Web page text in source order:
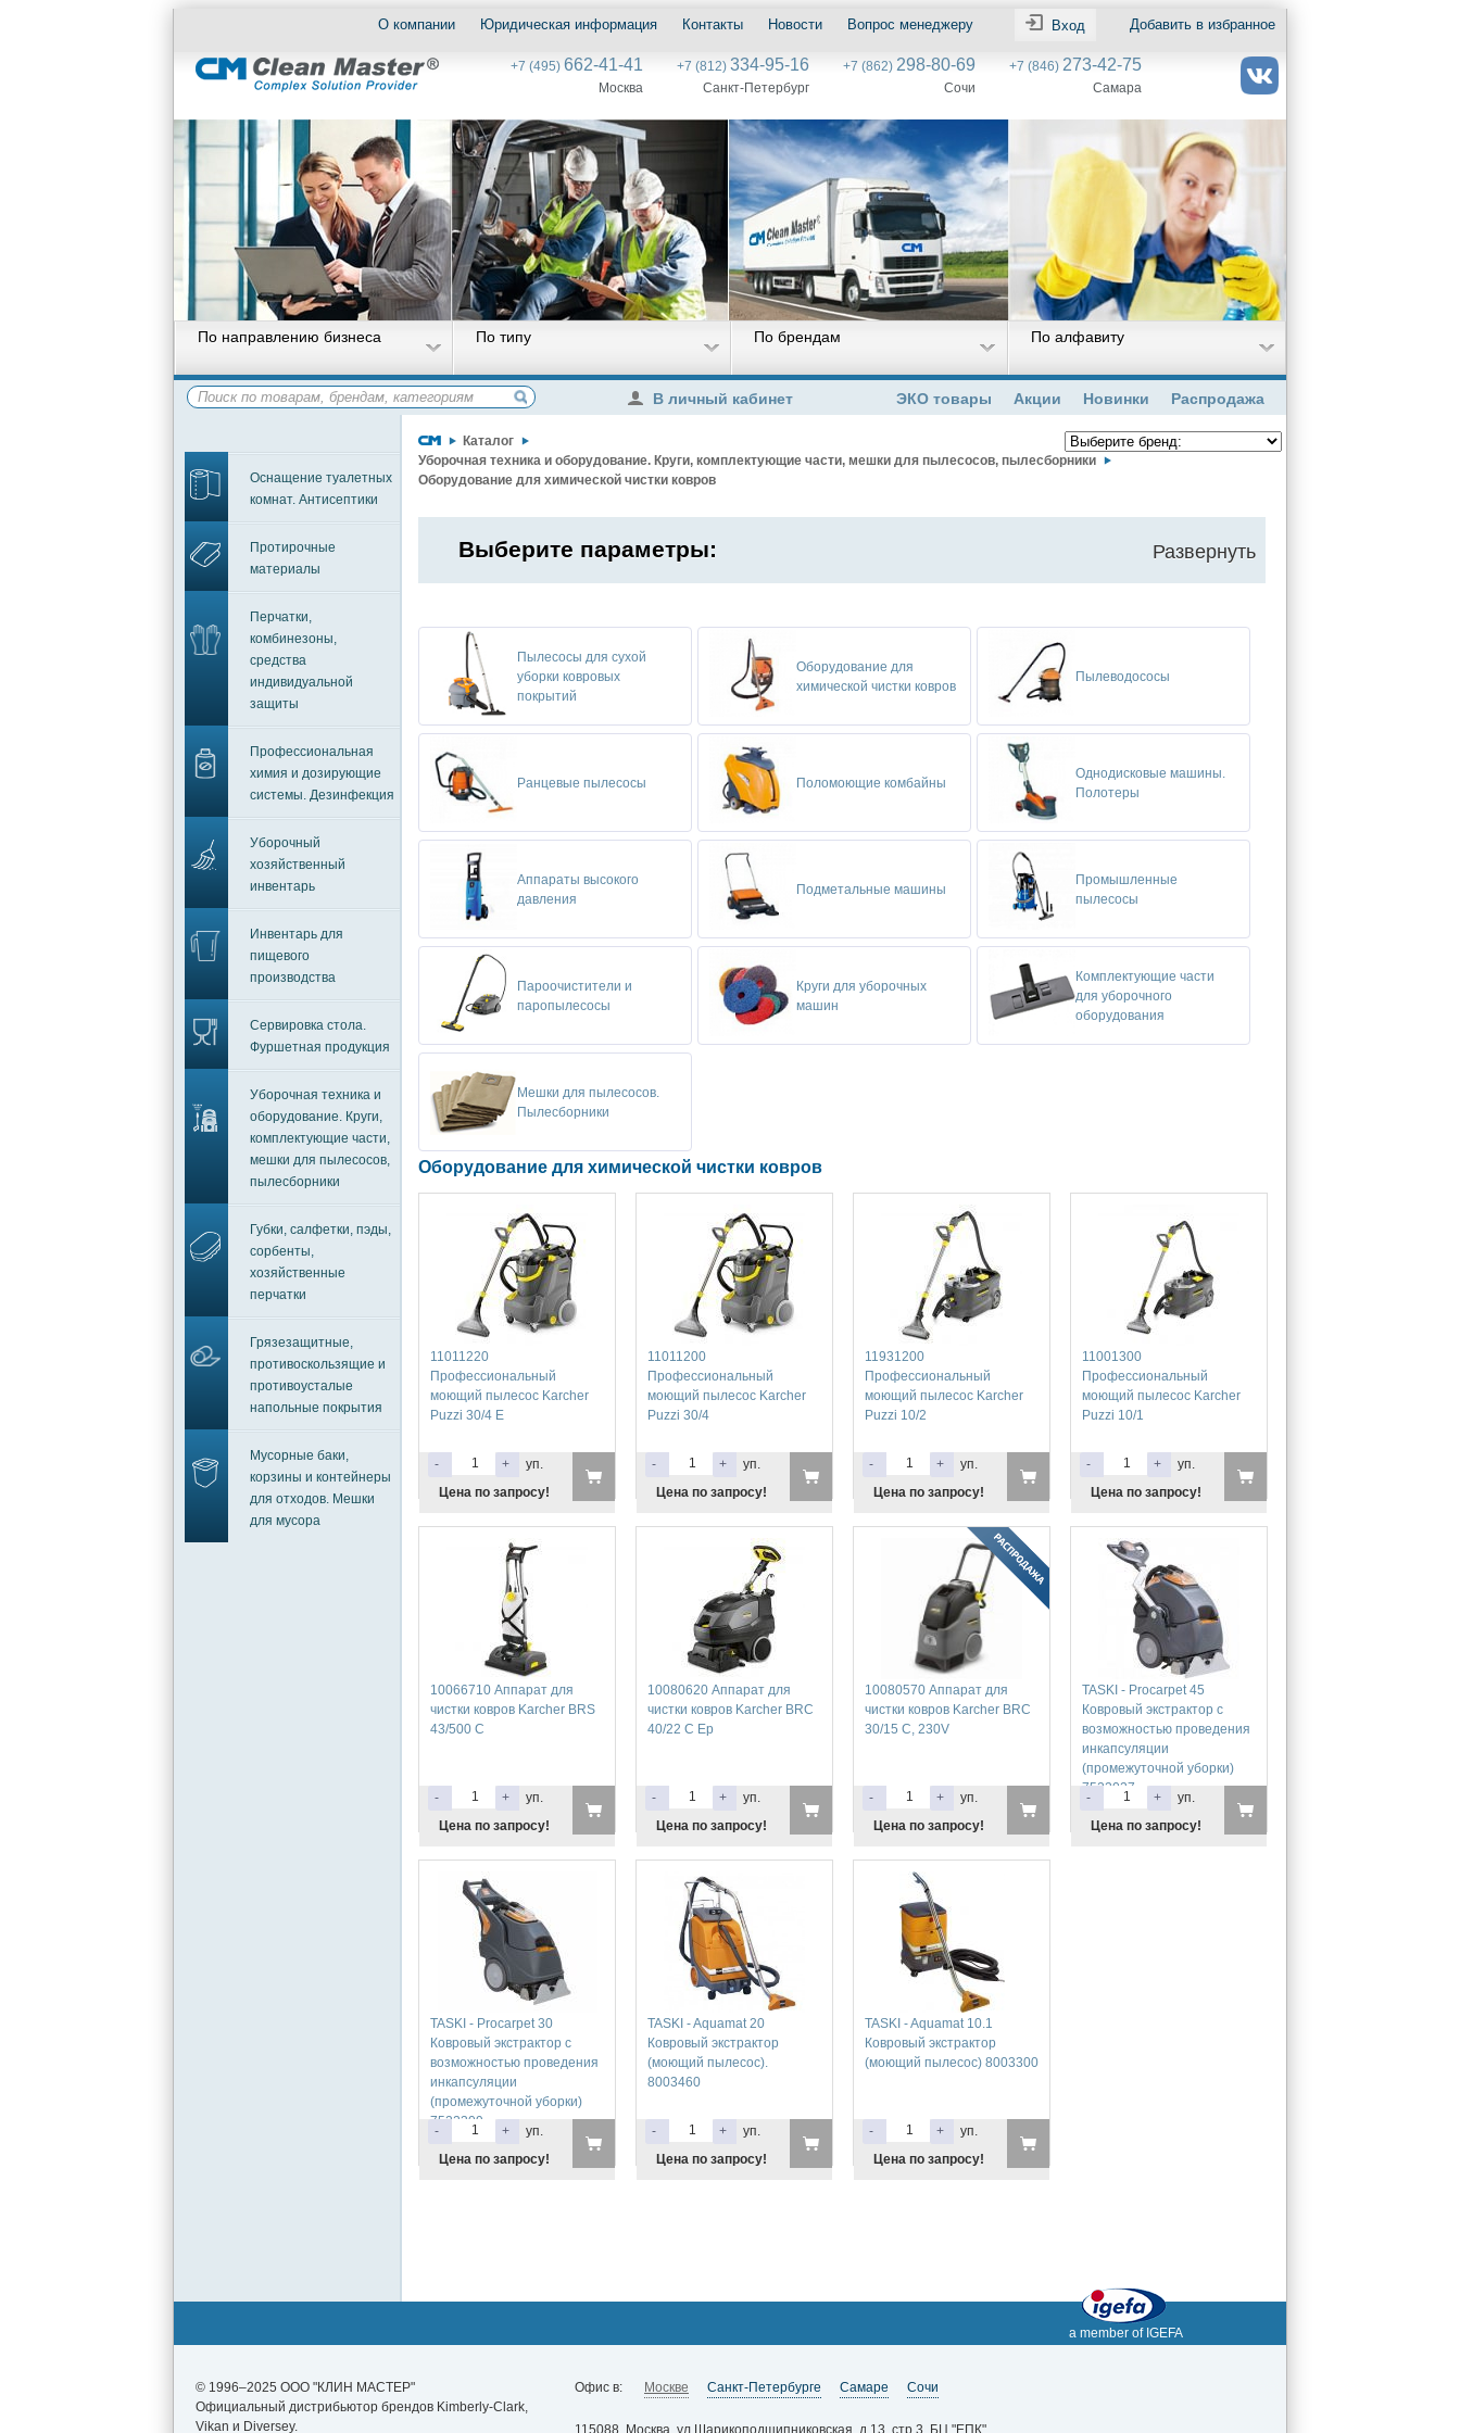
Вход Добавить в избранное
О компании Юридическая информация Контакты Новости Вопрос менеджеру
+7 (495) 662-41-41
Москва
+7 (812) 334-95-16
Санкт-Петербург
+7 (862) 298-80-69
Сочи
+7 (846) 273-42-75
Самара
По направлению бизнеса По типу По брендам По алфавиту
Распродажа
Новинки
Акции
ЭКО товары
В личный кабинет
Оснащение туалетных
комнат. Антисептики
Протирочные
материалы
Перчатки,
комбинезоны,
средства
индивидуальной
защиты
Профессиональная
химия и дозирующие
системы. Дезинфекция
Уборочный
хозяйственный
инвентарь
Инвентарь для
пищевого
производства
Сервировка стола.
Фуршетная продукция
Уборочная техника и
оборудование. Круги,
комплектующие части,
мешки для пылесосов,
пылесборники
Губки, салфетки, пэды,
сорбенты,
хозяйственные
перчатки
Грязезащитные,
противоскользящие и
противоусталые
напольные покрытия
Мусорные баки,
корзины и контейнеры
для отходов. Мешки
для мусора
Каталог
Уборочная техника и оборудование. Круги, комплектующие части, мешки для пылесосов, пылесборники
Оборудование для химической чистки ковров
Выберите параметры: Развернуть
Пылесосы для сухой
уборки ковровых
покрытий
Оборудование для
химической чистки ковров
Пылеводососы
Ранцевые пылесосы Поломоющие комбайны
Однодисковые машины.
Полотеры
Аппараты высокого
давления
Подметальные машины
Промышленные
пылесосы
Пароочистители и
паропылесосы
Круги для уборочных
машин
Комплектующие части
для уборочного
оборудования
Мешки для пылесосов.
Пылесборники
Оборудование для химической чистки ковров
11011220
Профессиональный
моющий пылесос Karcher
Puzzi 30/4 E
- +
уп.
Цена по запросу!
11011200
Профессиональный
моющий пылесос Karcher
Puzzi 30/4
- +
уп.
Цена по запросу!
11931200
Профессиональный
моющий пылесос Karcher
Puzzi 10/2
- +
уп.
Цена по запросу!
11001300
Профессиональный
моющий пылесос Karcher
Puzzi 10/1
- +
уп.
Цена по запросу!
10066710 Аппарат для
чистки ковров Karcher BRS
43/500 C
- +
уп.
Цена по запросу!
10080620 Аппарат для
чистки ковров Karcher BRC
40/22 С Ep
- +
уп.
Цена по запросу!
10080570 Аппарат для
чистки ковров Karcher BRC
30/15 C, 230V
- +
уп.
Цена по запросу!
TASKI - Procarpet 45
Ковровый экстрактор с
возможностью проведения
инкапсуляции
(промежуточной уборки)
7522027
- +
уп.
Цена по запросу!
TASKI - Procarpet 30
Ковровый экстрактор с
возможностью проведения
инкапсуляции
(промежуточной уборки)
7522309
- +
уп.
Цена по запросу!
TASKI - Aquamat 20
Ковровый экстрактор
(моющий пылесос).
8003460
- +
уп.
Цена по запросу!
TASKI - Aquamat 10.1
Ковровый экстрактор
(моющий пылесос) 8003300
- +
уп.
Цена по запросу!
a member of IGEFA
© 1996–2025 ООО "КЛИН МАСТЕР"
Официальный дистрибьютор брендов Kimberly-Clark,
Vikan и Diversey.
Офис в: Москве Санкт-Петербурге Самаре Сочи
115088, Москва, ул.Шарикоподшипниковская, д.13, стр.3, БЦ "ЕПК"